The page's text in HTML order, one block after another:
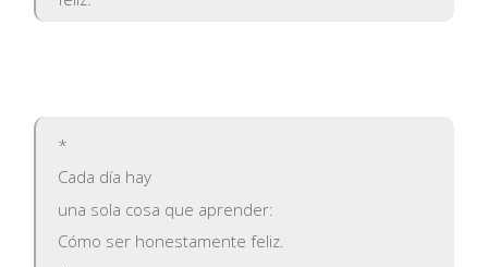
*
Cada día hay
una sola cosa que aprender:
Cómo ser honestamente feliz.